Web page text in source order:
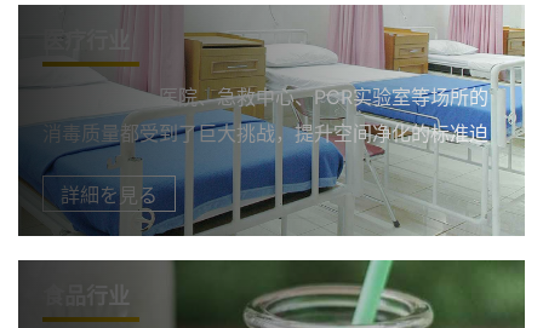
对洁净区的空间灭菌效力要求很高，至少需具备以下
5 点要求:
医疗行业
自疫情发生，医院、急救中心、PCR实验室等场所的
消毒质量都受到了巨大挑战，提升空间净化的标准迫
在眉睫。过氧化氢净化最大的特点是使用低浓度的消
毒剂达到高水平的消毒效果，对环境中的物品不会产
生腐蚀性。产品还可用于对航空飞机、转运病人的车
辆、隔离室等LOG6级空间消毒净化。
了解更多
詳細を見る
食品行业